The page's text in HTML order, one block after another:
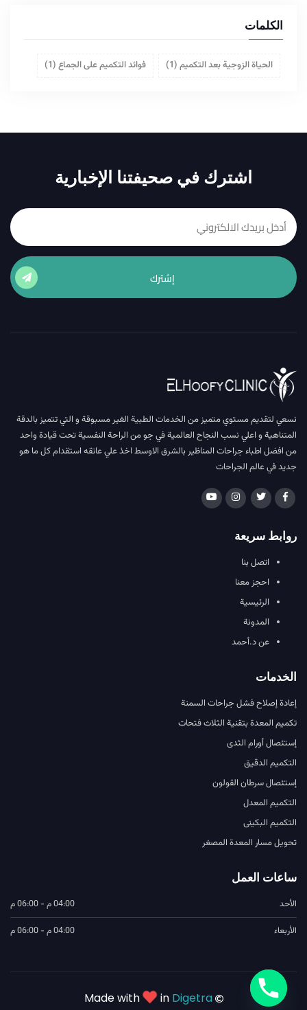
الكلمات
الحياة الزوجية بعد التكميم (1) فوائد التكميم على الجماع (1)
اشترك في صحيفتنا الإخبارية
إشترك
نسعي لتقديم مستوي متميز من الخدمات الطبية الغير مسبوقة و التي تتميز بالدقة
المتناهية و اعلي نسب النجاح العالمية في جو من الراحة النفسية تحت قيادة واحد
من افضل اطباء جراحات المناظير بالشرق الاوسط اخذ علي عاتقه استقدام كل ما هو
جديد في عالم الجراحات
روابط سريعة
اتصل بنا
احجز معنا
الرئيسية
المدونة
عن د.أحمد
الخدمات
إعادة إصلاح فشل جراحات السمنة
تكميم المعدة بتقنية الثلاث فتحات
إستئصال أورام الثدى
التكميم الدقيق
إستئصال سرطان القولون
التكميم المعدل
التكميم البكينى
تحويل مسار المعدة المصغر
ساعات العمل
الأحد
04:00 م - 06:00 م
الأربعاء
04:00 م - 06:00 م
Made with in Digetra